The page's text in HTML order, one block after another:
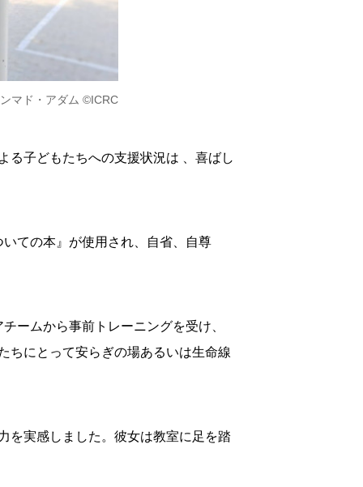
マド・アダム ©ICRC
る子どもたちへの支援状況は 、喜ばし
ての本』が使用され、自省、自尊
ームから事前トレーニングを受け、
ちにとって安らぎの場あるいは生命線
を実感しました。彼女は教室に足を踏